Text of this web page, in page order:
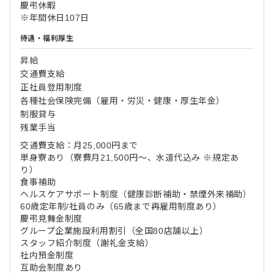
慶弔休暇
※年間休日107日
待遇・福利厚生
昇給
交通費支給
正社員登用制度
各種社会保険完備（雇用・労災・健康・厚生年金）
制服貸与
残業手当
交通費支給：月25,000円まで
単身寮あり（寮費月21,500円～、水道代込み ※規定あ
り）
食事補助
ヘルスケアサポート制度（健康診断補助・禁煙外来補助）
60歳定年制/社員のみ（65歳まで再雇用制度あり）
慶弔見舞金制度
グループ企業施設利用割引（全国80店舗以上）
スタッフ紹介制度（謝礼金支給）
社内預金制度
互助会制度あり